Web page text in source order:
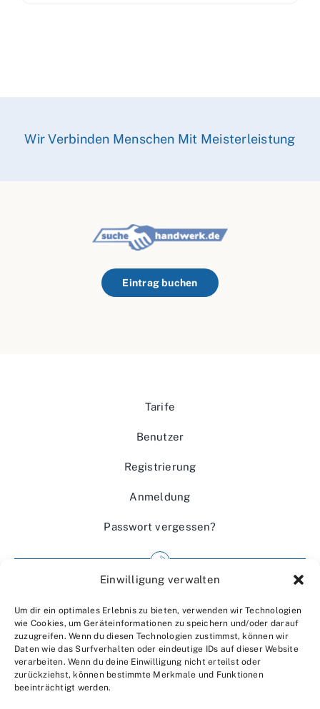
Einwilligung verwalten
Um dir ein optimales Erlebnis zu bieten, verwenden wir Technologien
wie Cookies, um Geräteinformationen zu speichern und/oder darauf
zuzugreifen. Wenn du diesen Technologien zustimmst, können wir
Daten wie das Surfverhalten oder eindeutige IDs auf dieser Website
verarbeiten. Wenn du deine Einwilligung nicht erteilst oder
zurückziehst, können bestimmte Merkmale und Funktionen
beeinträchtigt werden.
Wir Verbinden Menschen Mit Meisterleistung
Eintrag buchen
Tarife
Benutzer
Registrierung
Anmeldung
Passwort vergessen?
Wir über uns
Kontakt
Datenschutzerklärung